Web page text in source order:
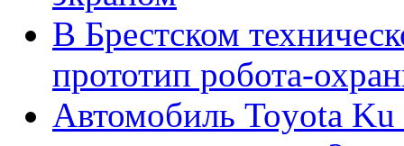
В Брестском
прототип робота-
Автомобиль Toyota